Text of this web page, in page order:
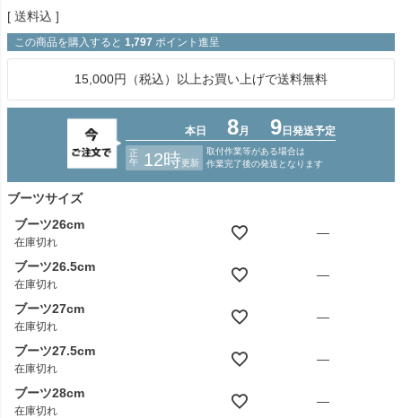
送料込
この商品を購入すると 1,797 ポイント進呈
15,000円（税込）以上お買い上げで送料無料
ブーツサイズ
ブーツ26cm
在庫切れ
—
ブーツ26.5cm
在庫切れ
—
ブーツ27cm
在庫切れ
—
ブーツ27.5cm
在庫切れ
—
ブーツ28cm
在庫切れ
—